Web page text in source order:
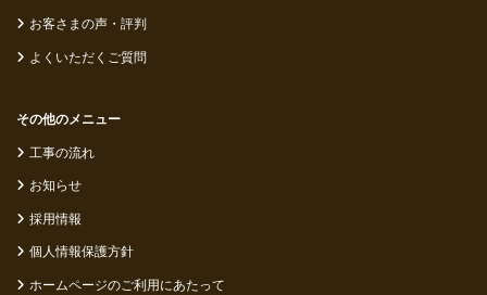
お客さまの声・評判
よくいただくご質問
その他のメニュー
工事の流れ
お知らせ
採用情報
個人情報保護方針
ホームページのご利用にあたって